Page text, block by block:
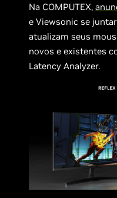
Na COMPUTEX,
e Viewsonic se
atualizam seus
novos e existentes
Latency Analyzer.